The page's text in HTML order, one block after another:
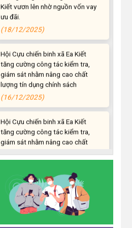
(18/12/2025)
Hội Cựu chiến binh xã Ea Kiết
tăng cường công tác kiểm tra,
giám sát nhằm nâng cao chất
lượng tín dụng chính sách
(16/12/2025)
Hội Cựu chiến binh xã Ea Kiết
tăng cường công tác kiểm tra,
giám sát nhằm nâng cao chất
lượng tín dụng chính sách
(26/11/2025)
hàng Chính sách xã hội giúp các
hộ nghèo, cận nghèo thoát nghèo
(20/10/2025)